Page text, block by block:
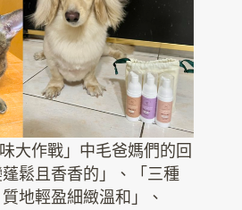
味大作戰」中毛爸媽們的回
鬆且香香的」、「三種
地輕盈細緻溫和」、